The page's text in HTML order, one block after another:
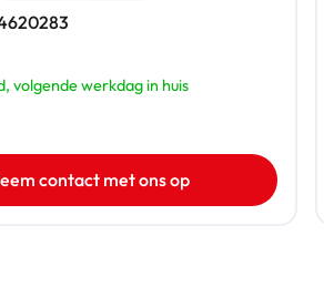
volgende werkdag in huis
contact met ons op